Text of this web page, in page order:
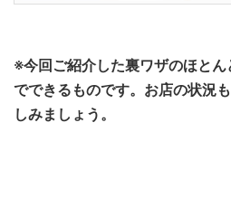
※今回ご紹介した裏ワザのほと
でできるものです。お店の状況
しみましょう。